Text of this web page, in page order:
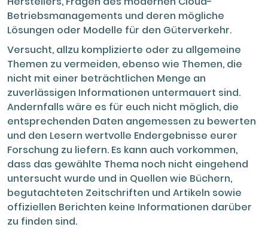
Betriebsmanagements und deren mögliche
Lösungen oder Modelle für den Güterverkehr.
Versucht, allzu komplizierte oder zu allgemeine
Themen zu vermeiden, ebenso wie Themen, die
nicht mit einer beträchtlichen Menge an
zuverlässigen Informationen untermauert sind.
Andernfalls wäre es für euch nicht möglich, die
entsprechenden Daten angemessen zu bewerten
und den Lesern wertvolle Endergebnisse eurer
Forschung zu liefern. Es kann auch vorkommen,
dass das gewählte Thema noch nicht eingehend
untersucht wurde und in Quellen wie Büchern,
begutachteten Zeitschriften und Artikeln sowie
offiziellen Berichten keine Informationen darüber
zu finden sind.